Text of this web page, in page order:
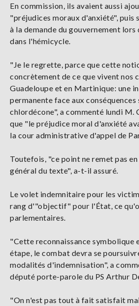
En commission, ils avaient aussi
"préjudices moraux d'anxiété", puis
à la demande du gouvernement lors
dans l'hémicycle.
"Je le regrette, parce que cette
concrètement de ce que vivent nos
Guadeloupe et en Martinique: une
permanente face aux
chlordécone", a commenté lundi M.
que "le préjudice moral d'anxiété
la cour administrative d'appel de
Toutefois, "ce point ne remet pas
général du texte", a-t-il assuré.
Le volet indemnitaire pour les
rang d'"objectif" pour l'État, ce
parlementaires.
"Cette reconnaissance symbolique
étape, le combat devra se
modalités d'indemnisation", a
député porte-parole du PS Arthur
"On n'est pas tout à fait satisfait